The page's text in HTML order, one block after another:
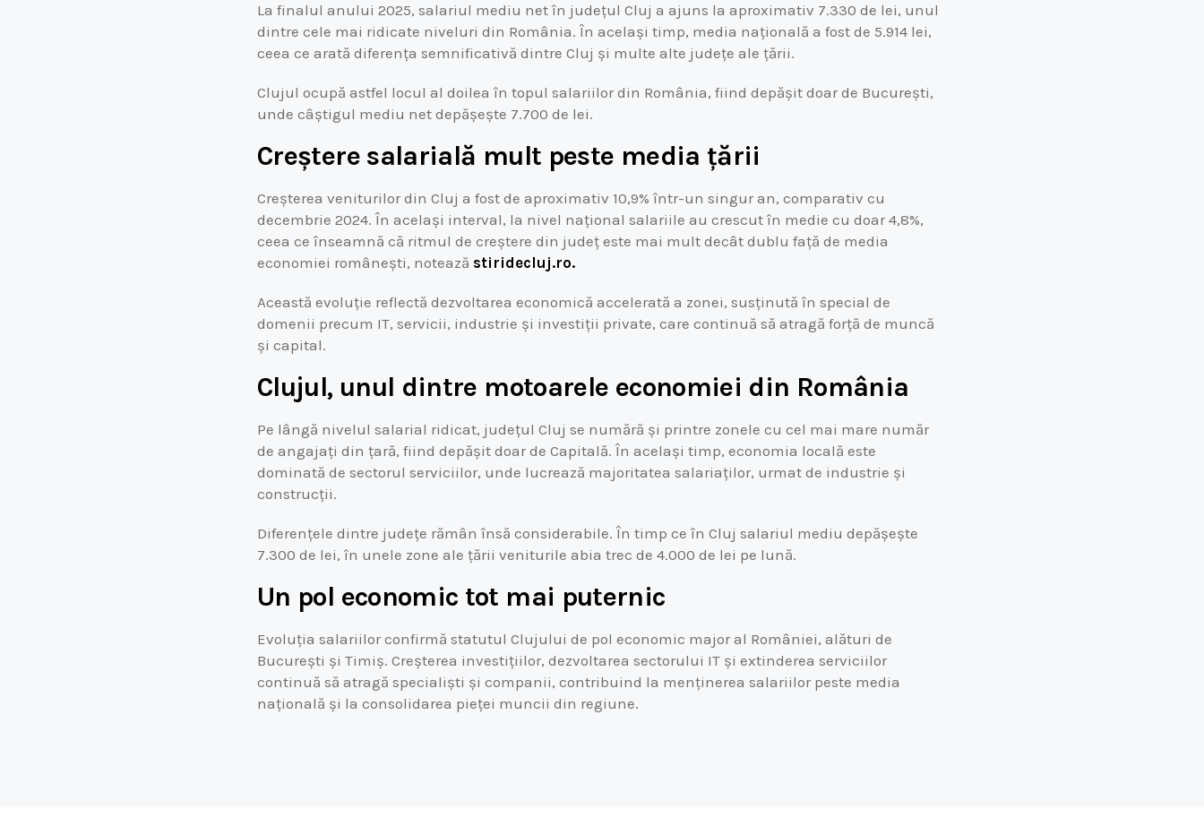
La finalul anului 2025, salariul mediu net în județul Cluj a ajuns la aproximativ 7.330 de lei, unul
dintre cele mai ridicate niveluri din România. În același timp, media națională a fost de 5.914 lei,
ceea ce arată diferența semnificativă dintre Cluj și multe alte județe ale țării.
Clujul ocupă astfel locul al doilea în topul salariilor din România, fiind depășit doar de București,
unde câștigul mediu net depășește 7.700 de lei.
Creștere salarială mult peste media țării
Creșterea veniturilor din Cluj a fost de aproximativ 10,9% într-un singur an, comparativ cu
decembrie 2024. În același interval, la nivel național salariile au crescut în medie cu doar 4,8%,
ceea ce înseamnă că ritmul de creștere din județ este mai mult decât dublu față de media
economiei românești, notează stiridecluj.ro.
Această evoluție reflectă dezvoltarea economică accelerată a zonei, susținută în special de
domenii precum IT, servicii, industrie și investiții private, care continuă să atragă forță de muncă
și capital.
Clujul, unul dintre motoarele economiei din România
Pe lângă nivelul salarial ridicat, județul Cluj se numără și printre zonele cu cel mai mare număr
de angajați din țară, fiind depășit doar de Capitală. În același timp, economia locală este
dominată de sectorul serviciilor, unde lucrează majoritatea salariaților, urmat de industrie și
construcții.
Diferențele dintre județe rămân însă considerabile. În timp ce în Cluj salariul mediu depășește
7.300 de lei, în unele zone ale țării veniturile abia trec de 4.000 de lei pe lună.
Un pol economic tot mai puternic
Evoluția salariilor confirmă statutul Clujului de pol economic major al României, alături de
București și Timiș. Creșterea investițiilor, dezvoltarea sectorului IT și extinderea serviciilor
continuă să atragă specialiști și companii, contribuind la menținerea salariilor peste media
națională și la consolidarea pieței muncii din regiune.